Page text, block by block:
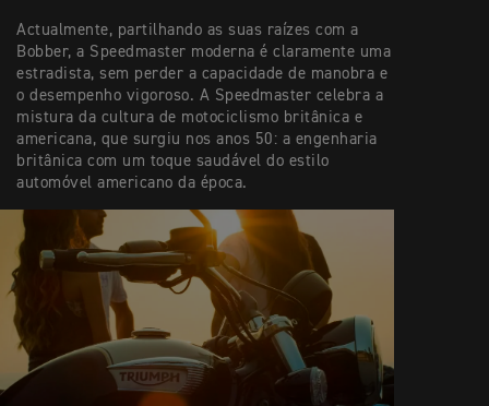
Actualmente, partilhando as suas raízes com a
Bobber, a Speedmaster moderna é claramente uma
estradista, sem perder a capacidade de manobra e
o desempenho vigoroso. A Speedmaster celebra a
mistura da cultura de motociclismo britânica e
americana, que surgiu nos anos 50: a engenharia
britânica com um toque saudável do estilo
automóvel americano da época.